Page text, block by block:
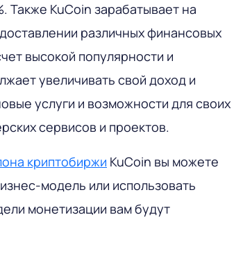
Также KuCoin зарабатывает на
различных финансовых
высокой популярности и
увеличивать свой доход и
услуги и возможности для своих
сервисов и проектов.
криптобиржи KuCoin вы можете
модель или использовать
монетизации вам будут